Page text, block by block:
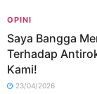
OPINI
Saya Bangga
Terhadap
Kami!
23/04/2026